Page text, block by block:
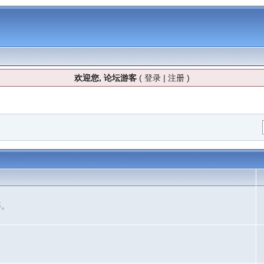
欢迎您, 论坛游客( 登录| 注册)